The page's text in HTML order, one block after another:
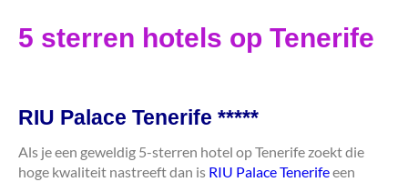
5 sterren hotels op Tenerife
RIU Palace Tenerife *****
Als je een geweldig 5-sterren hotel op Tenerife zoekt die
hoge kwaliteit nastreeft dan is RIU Palace Tenerifeeen